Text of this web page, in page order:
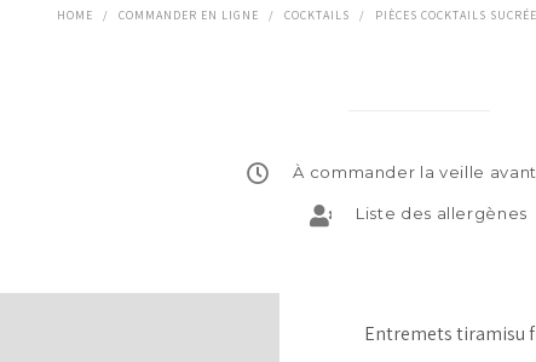
HOME / COMMANDER EN LIGNE / COCKTAILS / PIÈCES COCKTAILS
À commander la veille avant
Liste des allergènes
Entremets tiramisu